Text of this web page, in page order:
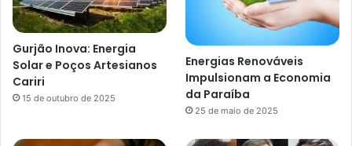
Gurjão Inova: Energia
Solar e Poços Artesianos
Cariri
15 de outubro de 2025
Energias Renováveis
Impulsionam a Economia
da Paraíba
25 de maio de 2025